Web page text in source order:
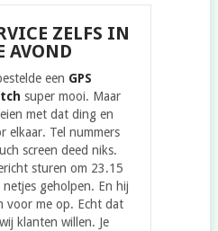
ZELFS IN
AVOND
een GPS
super mooi. Maar
met dat ding en
elkaar. Tel nummers
screen deed niks.
sturen om 23.15
geholpen. En hij
voor me op. Echt dat
klanten willen. Je